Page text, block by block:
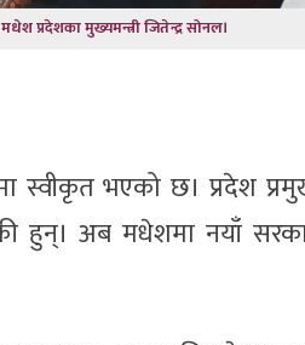
प्रदेशका मुख्यमन्त्री जितेन्द्र सोनल।
स्वीकृत भएको छ। प्रदेश
हुन्। अब मधेशमा नयाँ